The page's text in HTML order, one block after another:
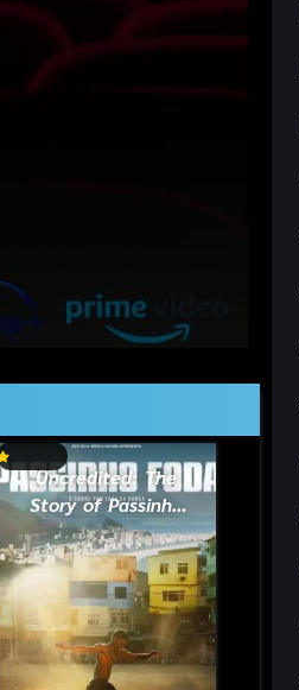
Uncredited: The
Story of Passinho
(2025) ปาสซินโญ:
เบื้องหลังระบำถนน
แห่งบราซิล